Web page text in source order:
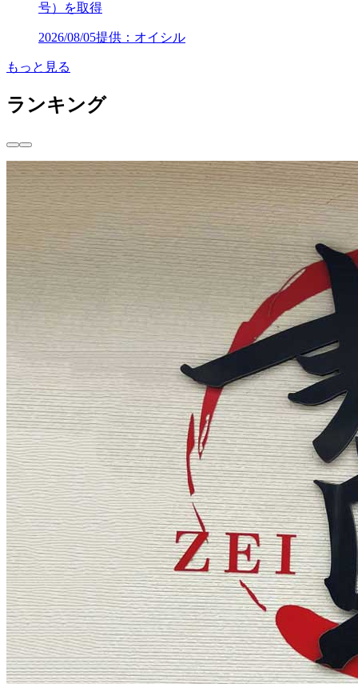
号）を取得
2026/08/05提供：オイシル
もっと見る
ランキング